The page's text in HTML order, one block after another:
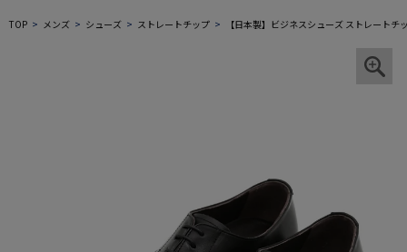
TOP メンズ シューズ ストレートチップ 【日本製】ビジネスシューズ ストレートチ